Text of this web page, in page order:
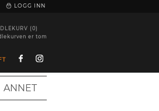
LOGG INN
(0)
er tom
ANNET